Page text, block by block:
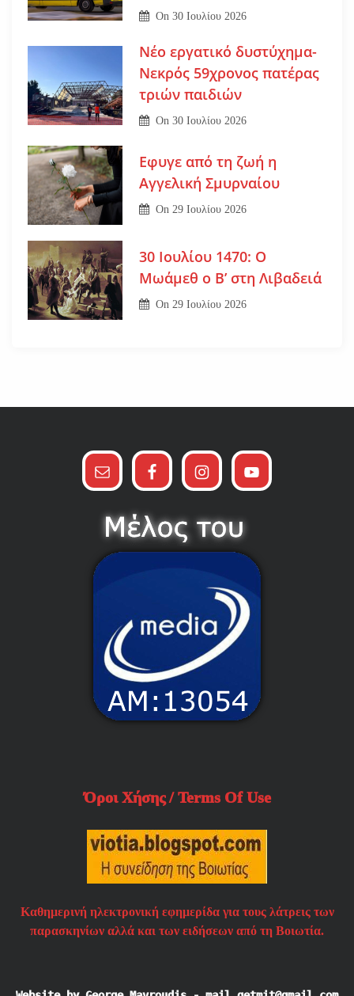
On30 Ιουλίου 2026
Νέο εργατικό δυστύχημα-
Νεκρός 59χρονος πατέρας
τριών παιδιών
On30 Ιουλίου 2026
Εφυγε από τη ζωή η
Αγγελική Σμυρναίου
On29 Ιουλίου 2026
30 Ιουλίου 1470: Ο
Μωάμεθ ο Β’ στη Λιβαδειά
On29 Ιουλίου 2026
Όροι Χήσης / Terms Of Use
Καθημερινή ηλεκτρονική εφημερίδα για τους λάτρεις των
παρασκηνίων αλλά και των ειδήσεων από τη Βοιωτία.